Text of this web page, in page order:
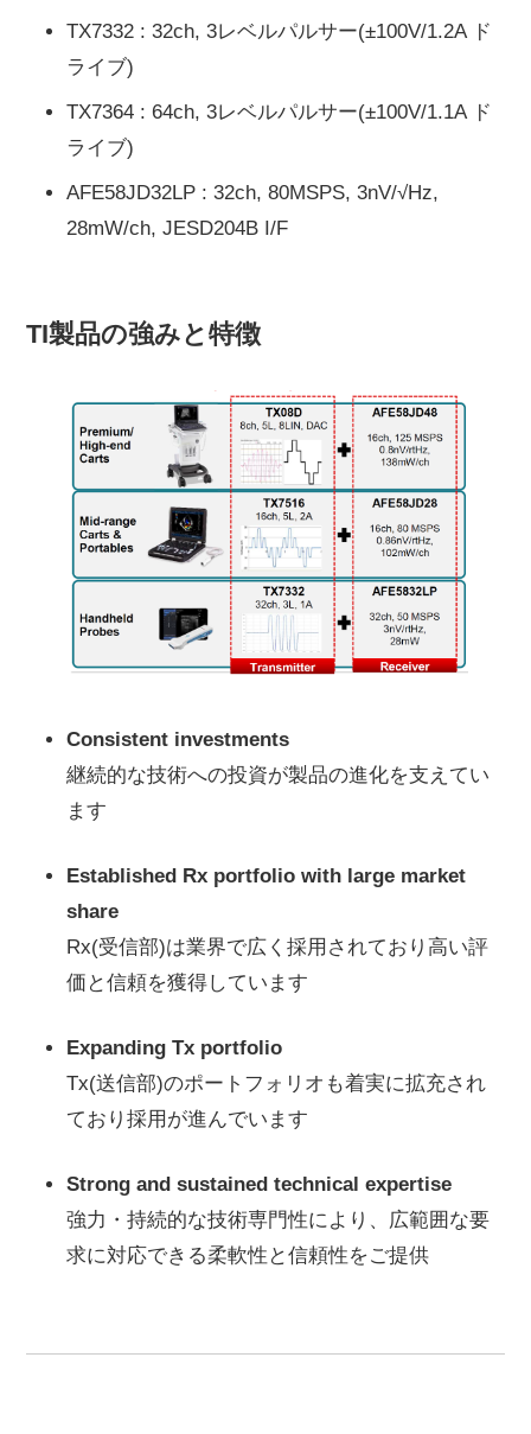
TX7332 : 32ch, 3レベルパルサー(±100V/1.2A ド
ライブ)
TX7364 : 64ch, 3レベルパルサー(±100V/1.1A ド
ライブ)
AFE58JD32LP : 32ch, 80MSPS, 3nV/√Hz,
28mW/ch, JESD204B I/F
TI製品の強みと特徴
Consistent investments
継続的な技術への投資が製品の進化を支えてい
ます
Established Rx portfolio with large market
share
Rx(受信部)は業界で広く採用されており高い評
価と信頼を獲得しています
Expanding Tx portfolio
Tx(送信部)のポートフォリオも着実に拡充され
ており採用が進んでいます
Strong and sustained technical expertise
強力・持続的な技術専門性により、広範囲な要
求に対応できる柔軟性と信頼性をご提供